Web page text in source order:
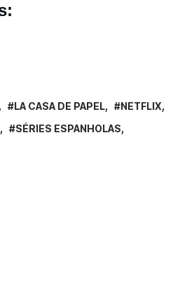
LA CASA DE PAPEL
NETFLIX
SÉRIES ESPANHOLAS